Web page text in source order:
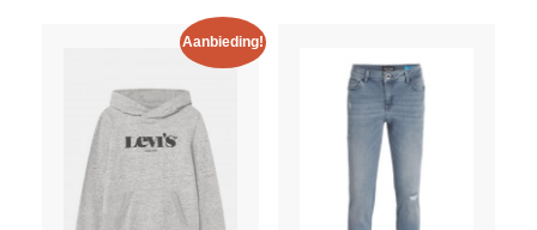
Aanbieding!